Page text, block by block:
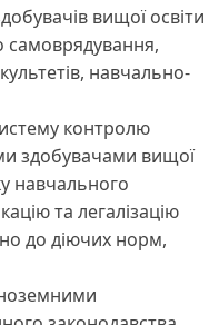
вищої освіти
самоврядування,
навчально-
контролю
здобувачами вищої
навчального
та легалізацію
до діючих норм,